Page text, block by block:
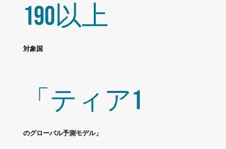
190以上
対象国
「ティア1
のグローバル予測モデル」